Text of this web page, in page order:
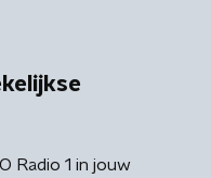
Radio 1 in jouw